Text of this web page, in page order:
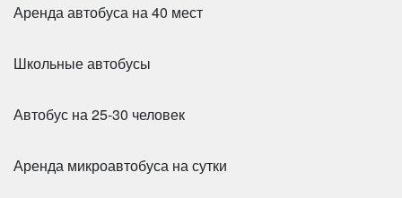
Аренда автобуса на 40 мест
Школьные автобусы
Автобус на 25-30 человек
Аренда микроавтобуса на сутки